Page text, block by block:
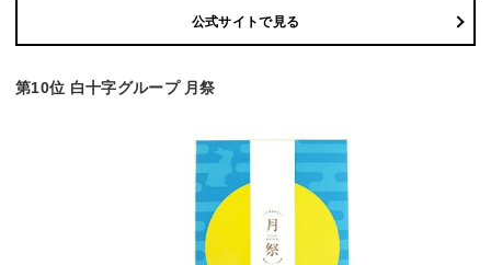
公式サイトで見る
第10位 白十字グループ 月祭